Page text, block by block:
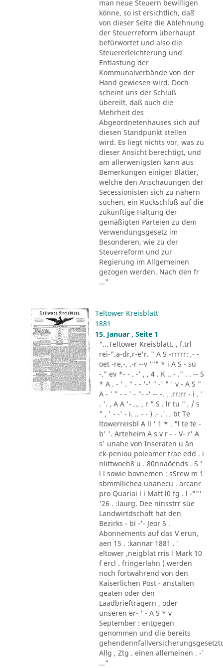
man neue Steuern bewilligen
könne, so ist ersichtlich, daß
von dieser Seite die Ablehnung
der Steuerreform überhaupt
befürwortet und also die
Steuererleichterung und
Entlastung der
Kommunalverbände von der
Hand gewiesen wird. Doch
scheint uns der Schluß
übereilt, daß auch die
Mehrheit des
Abgeordnetenhauses sich auf
diesen Standpunkt stellen
wird. Es liegt nichts vor, was zu
dieser Ansicht berechtigt, und
am allerwenigsten kann aus
Bemerkungen einiger Blätter,
welche den Anschauungen der
Secessionisten sich zu nähern
suchen, ein Rückschluß auf die
zukünftige Haltung der
gemäßigten Parteien zu dem
Verwendungsgesetz im
Besonderen, wie zu der
Steuerreform und zur
Regierung im Allgemeinen
gezogen werden. Nach den fr
..."
Teltower Kreisblatt
1881
15. Januar , Seite 1
"...Teltower Kreisblatt. , f.trl
rei-".a-dr,r-e'r. " A S -rrrrr: ,- -
oet -re,-, .-r --v '"" * i A S - su
-." ev *- - . -' , , 4 . K .. - ." . . -- S
* A . - ' . " - - '-' " -' " ' v - A S "
A - ' " - - ' - "- -' -- -. , .rr:rr - i . '
. '. , A A '- ,., , r " S . lr tu " , / s
" , ' - -' - i. .. - - ) .- .'. , bt Te
ltowerreisbl A ll ' 1 * . "l te te -
b' '. Arteheim A s v r - - V- r' A
s' unahe von Inseraten u än
ck-peniou poleamer trae edd . i
nlittwoeh8 u . 80nnaöends . S '
l l sowie bovnemen : sSrew m 1
sbmmllichea unanecu . arcanr
pro Quariai l i Matt l0 fg . l -""'
'26 . :laurg. Dee ninsstrr süe
Landwirtdschaft hat den
Bezirks - bi -'- Jeor 5 .
Abonnements auf das V erun,
aen 15 . :kannar 1881 . '
eltower ,neigblat rris l Mark 10
f ercl . fringerlahn ) werden
noch fortwährend von den
Kaiserlichen Post - anstalten
geaten oder den
Laadbriefträgern , oder
unseren er- ' - A S * v
September : entgegen
genommen und die bereits
Allg , Ztg . einen allemeinen . -'
..."